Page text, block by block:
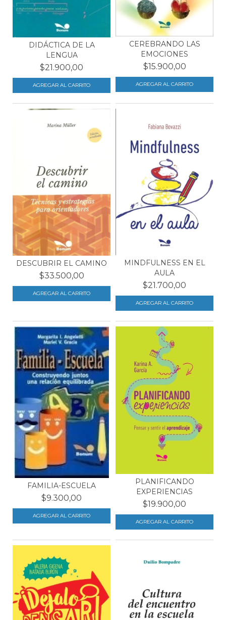
DIDÁCTICA DE LA
LENGUA
$21.900,00
CEREBRANDO LAS
EMOCIONES
$15.900,00
DESCUBRIR EL CAMINO
$33.500,00
MINDFULNESS EN EL
AULA
$21.700,00
FAMILIA-ESCUELA
$9.300,00
PLANIFICANDO
EXPERIENCIAS
$19.900,00